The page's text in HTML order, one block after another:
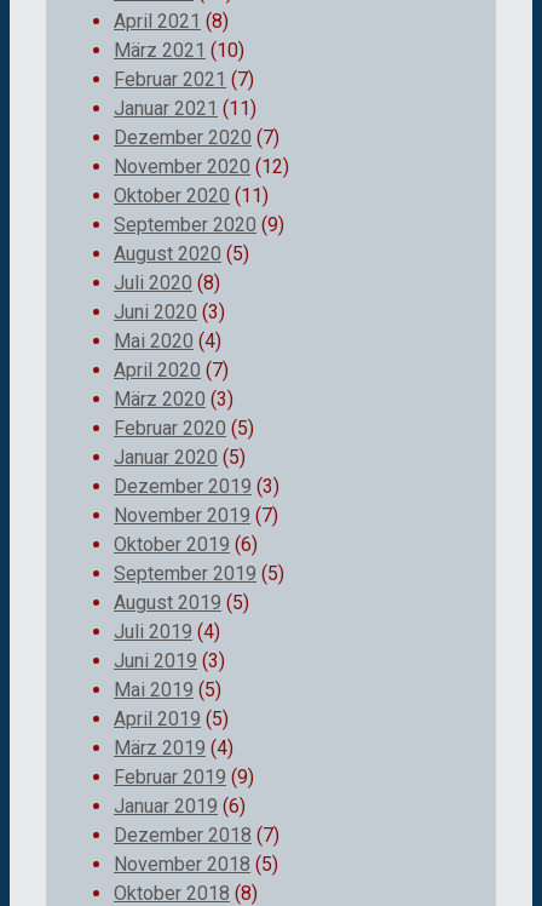
April 2021 (8)
März 2021 (10)
Februar 2021 (7)
Januar 2021 (11)
Dezember 2020 (7)
November 2020 (12)
Oktober 2020 (11)
September 2020 (9)
August 2020 (5)
Juli 2020 (8)
Juni 2020 (3)
Mai 2020 (4)
April 2020 (7)
März 2020 (3)
Februar 2020 (5)
Januar 2020 (5)
Dezember 2019 (3)
November 2019 (7)
Oktober 2019 (6)
September 2019 (5)
August 2019 (5)
Juli 2019 (4)
Juni 2019 (3)
Mai 2019 (5)
April 2019 (5)
März 2019 (4)
Februar 2019 (9)
Januar 2019 (6)
Dezember 2018 (7)
November 2018 (5)
Oktober 2018 (8)